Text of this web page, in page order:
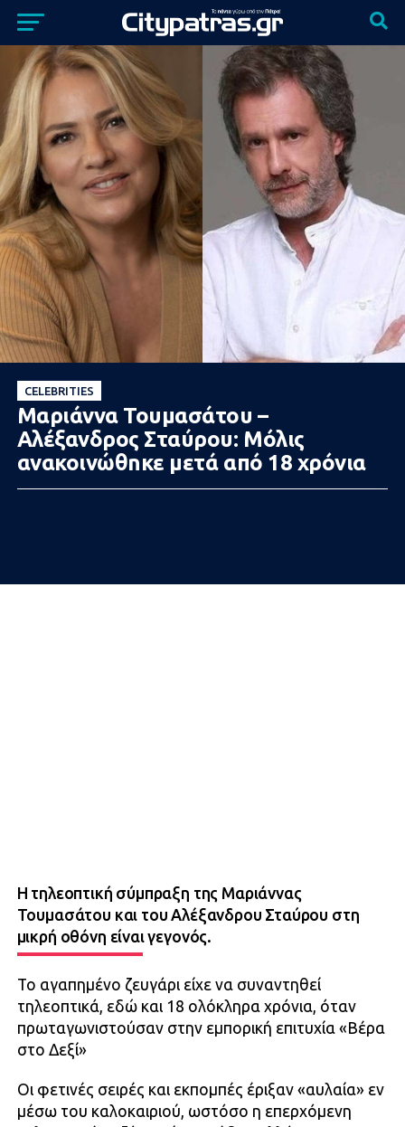
CELEBRITIES
Μαριάννα Τουμασάτου –
Αλέξανδρος Σταύρου: Μόλις
ανακοινώθnκε μετά από 18 xρόνια
Η τηλεοπτική σύμπραξη της Μαριάννας
Τουμασάτου και του Αλέξανδρου Σταύρου στη
μικρή οθόνη είναι γεγονός.
Το αγαπημένο ζευγάρι είχε να συναντηθεί
τηλεοπτικά, εδώ και 18 ολόκληρα χρόνια, όταν
πρωταγωνιστούσαν στην εμπορική επιτυχία «Βέρα
στο Δεξί»
Οι φετινές σειρές και εκπομπές έριξαν «αυλαία» εν
μέσω του καλοκαιριού, ωστόσο η επερχόμενη